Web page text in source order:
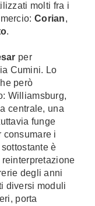
molti fra i
Corian,
.
per
Cumini. Lo
però
Williamsburg,
centrale, una
funge
consumare i
è
degli anni
diversi moduli
porta